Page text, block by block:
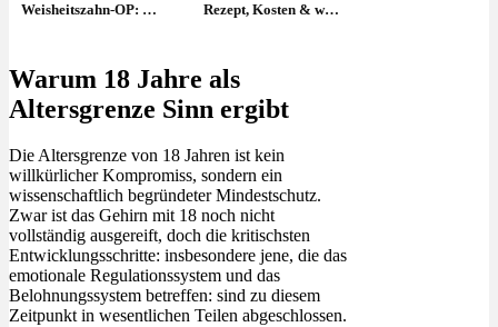
Weisheitszahn-OP: ab
Rezept, Kosten & wer
Warum 18 Jahre als
Altersgrenze Sinn ergibt
Die Altersgrenze von 18 Jahren ist kein
willkürlicher Kompromiss, sondern ein
wissenschaftlich begründeter Mindestschutz.
Zwar ist das Gehirn mit 18 noch nicht
vollständig ausgereift, doch die kritischsten
Entwicklungsschritte: insbesondere jene, die das
emotionale Regulationssystem und das
Belohnungssystem betreffen: sind zu diesem
Zeitpunkt in wesentlichen Teilen abgeschlossen.